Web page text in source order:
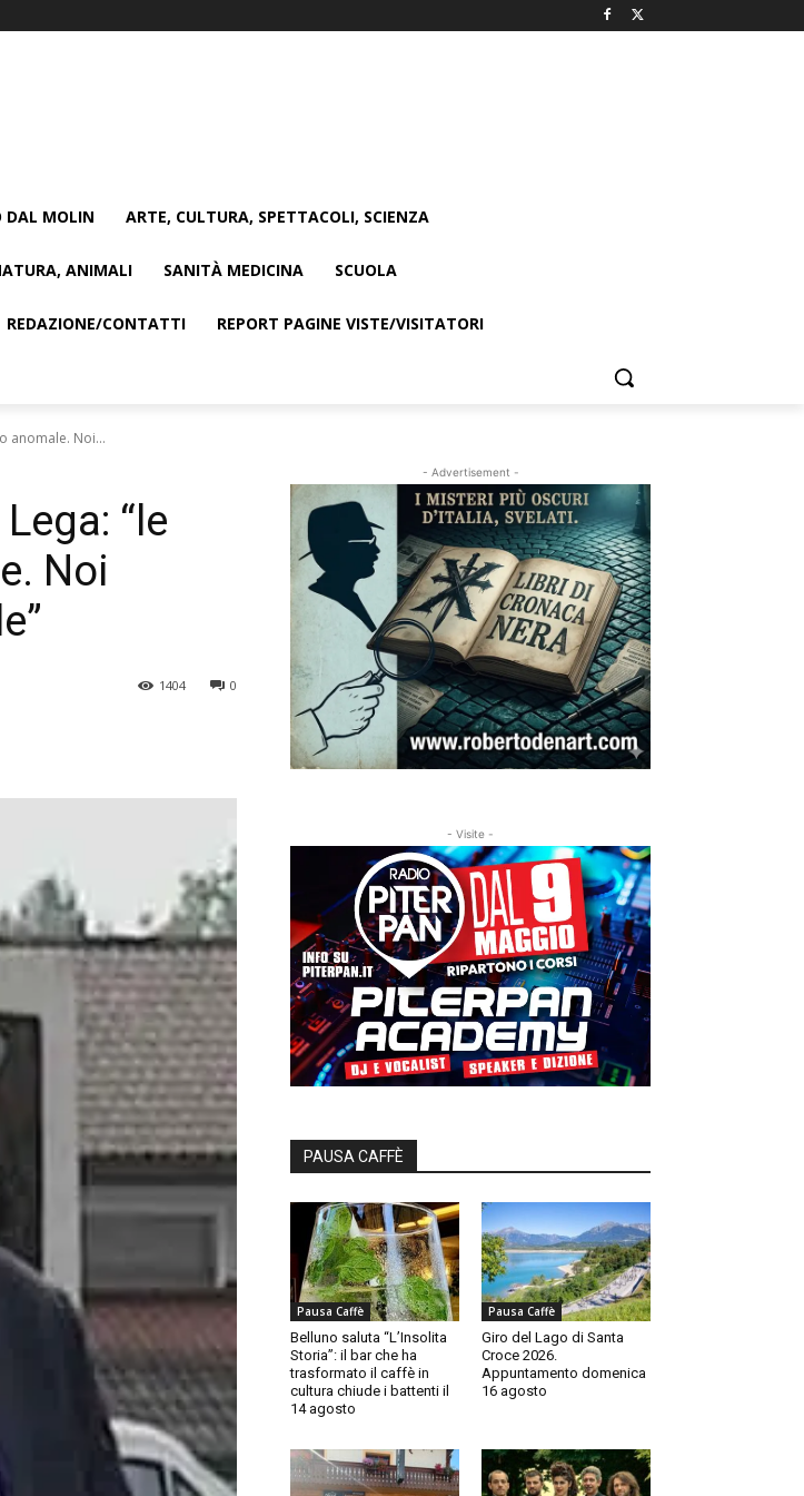
DAL MOLIN ARTE, CULTURA, SPETTACOLI, SCIENZA
ANIMALI SANITÀ MEDICINA SCUOLA
REDAZIONE/CONTATTI REPORT PAGINE VISTE/VISITATORI
anomale. Noi...
“le
Noi
0
1404
- Advertisement -
- Visite -
PAUSA CAFFÈ
Pausa Caffè
Belluno saluta “L’Insolita
Storia”: il bar che ha
trasformato il caffè in
cultura chiude i battenti il
14 agosto
Pausa Caffè
Giro del Lago di Santa
Croce 2026.
Appuntamento domenica
16 agosto